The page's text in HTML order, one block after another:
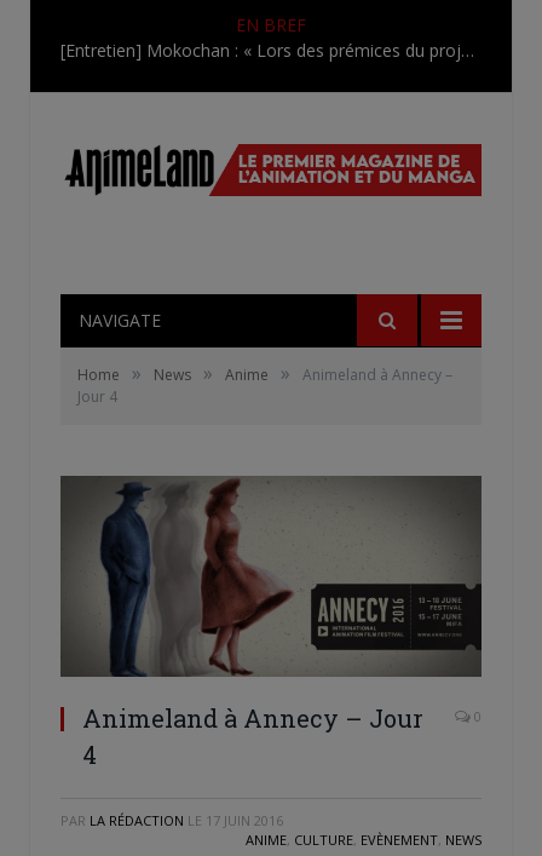
EN BREF
[Entretien] Mokochan : « Lors des prémices du projet, il était déjà demandé de suivre au mieux le manga originel.»
NAVIGATE
Home » News » Anime »
Animeland à Annecy –
Jour 4
Animeland à Annecy – Jour
4
0
PAR LA RÉDACTION LE 17 JUIN 2016
ANIME, CULTURE, EVÈNEMENT, NEWS